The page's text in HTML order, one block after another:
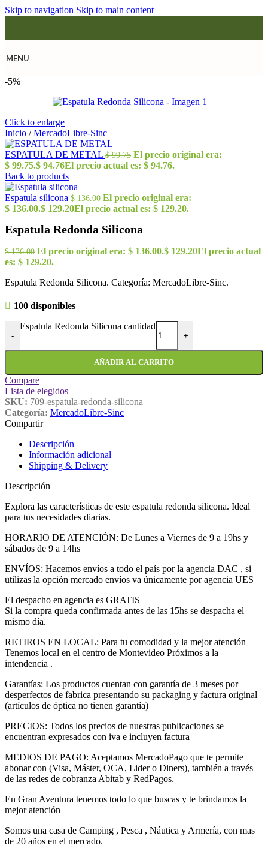
Skip to navigation Skip to main content
MENU
-5%
Click to enlarge
Inicio / MercadoLibre-Sinc
ESPATULA DE METAL $99.75 El precio original era:
$ 99.75.$ 94.76El precio actual es: $ 94.76.
Back to products
Espatula silicona $136.00 El precio original era:
$ 136.00.$ 129.20El precio actual es: $ 129.20.
Espatula Redonda Silicona
$136.00 El precio original era: $ 136.00.$ 129.20El precio actual
es: $ 129.20.
Espatula Redonda Silicona. Categoría: MercadoLibre-Sinc.
100 disponibles
-
Espatula Redonda Silicona cantidad
+
AÑADIR AL CARRITO
Compare
Lista de elegidos
SKU: 709-espatula-redonda-silicona
Categoría: MercadoLibre-Sinc
Compartir
Descripción
Información adicional
Shipping & Delivery
Descripción
Explora las características de este espatula redonda silicona. Ideal
para tus necesidades diarias.
HORARIO DE ATENCIÓN: De Lunes a Viernes de 9 a 19hs y
sábados de 9 a 14hs
ENVÍOS: Hacemos envíos a todo el país por la agencia DAC , si
utilizas la opción mercado envíos va únicamente por agencia UES
El despacho en agencia es GRATIS
Si la compra queda confirmada antes de las 15hs se despacha el
mismo día.
RETIROS EN LOCAL: Para tu comodidad y la mejor atención
Tenemos local en el centro de Montevideo Próximos a la
intendencia .
Garantías: Los productos cuentan con garantía de 3 meses por
desperfectos de fabrica presentando su packaging y factura original
(artículos de óptica no tienen garantía)
PRECIOS: Todos los precios de nuestras publicaciones se
encuentran expresados con iva e incluyen factura
MEDIOS DE PAGO: Aceptamos MercadoPago que te permite
abonar con (Visa, Máster, OCA, Lider o Diners), también a través
de las redes de cobranza Abitab y RedPagos.
En Gran Aventura tenemos todo lo que buscas y te brindamos la
mejor atención
Somos una casa de Camping , Pesca , Náutica y Armería, con mas
de 20 años en el mercado.